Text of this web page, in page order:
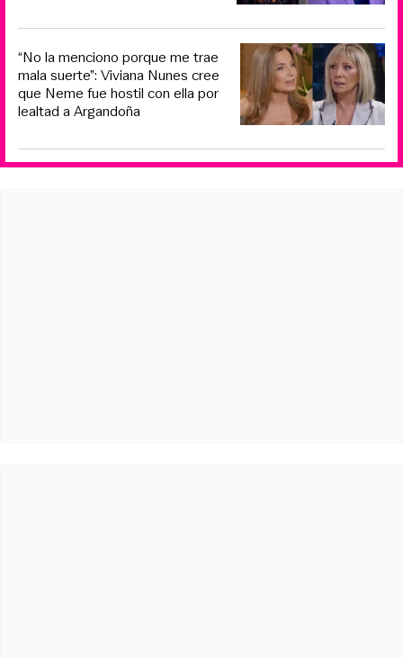
“No la menciono porque me trae
mala suerte”: Viviana Nunes cree
que Neme fue hostil con ella por
lealtad a Argandoña